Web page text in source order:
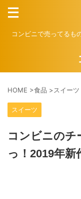
コンビニで売ってるも
HOME >食品 >スイーツ
スイーツ
コンビニのチ
っ！2019年新